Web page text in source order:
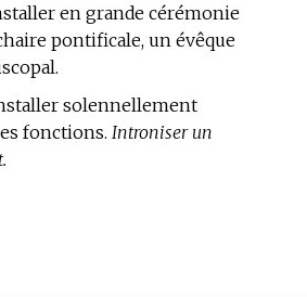
en grande cérémonie
pontificale, un évêque
solennellement
fonctions. Introniser un